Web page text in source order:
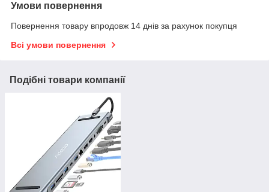
Умови повернення
Повернення товару впродовж 14 днів за рахунок покупця
Всі умови повернення
Подібні товари компанії